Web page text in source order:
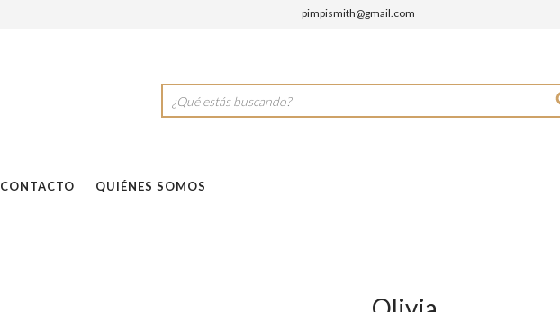
pimpismith@gmail.com
CONTACTO QUIÉNES SOMOS